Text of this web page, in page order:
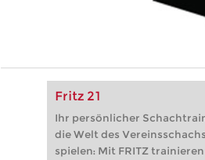
Fritz 21
Ihr persönlicher
die Welt des
spielen: Mit FRITZ